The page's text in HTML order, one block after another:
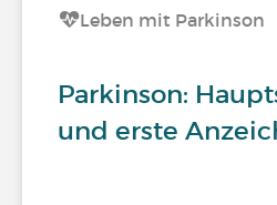
Leben mit Parkinson
Parkinson:
und erste